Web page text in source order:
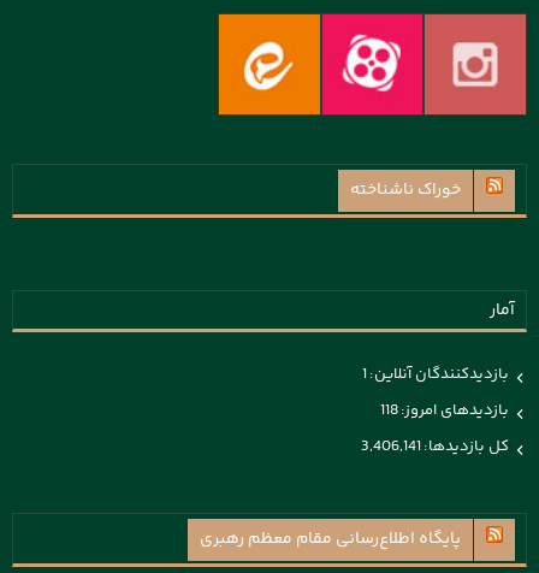
خوراک ناشناخته
آمار
بازدیدکنندگان آنلاین:1
بازدیدهای امروز:118
کل بازدیدها:3,406,141
پايگاه اطلاع‌رسانی مقام معظم رهبری